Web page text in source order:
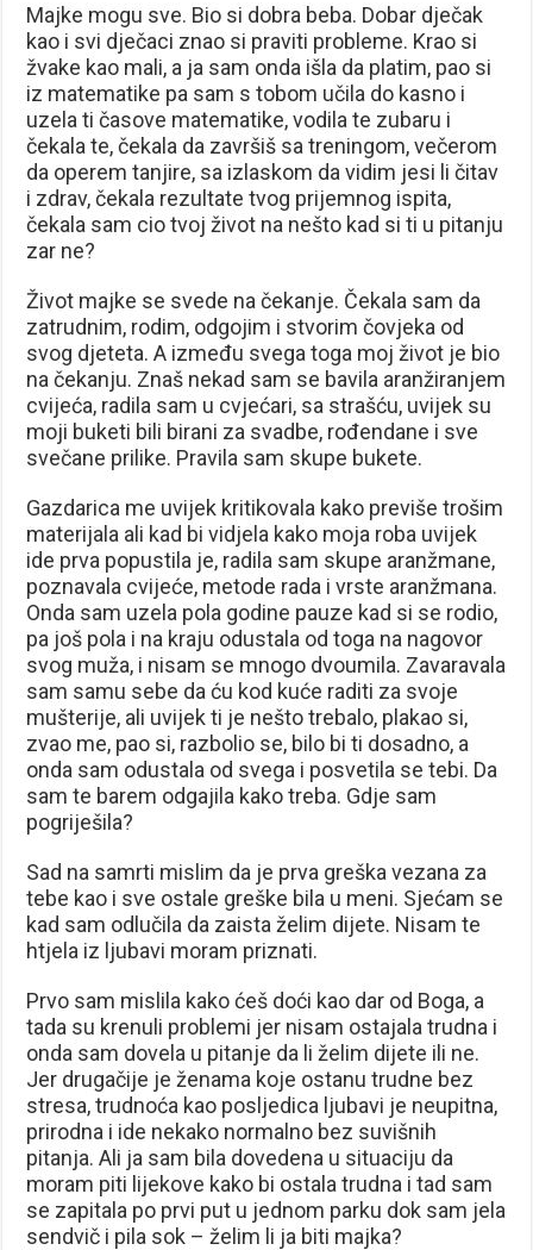
Majke mogu sve. Bio si dobra beba. Dobar dječak
kao i svi dječaci znao si praviti probleme. Krao si
žvake kao mali, a ja sam onda išla da platim, pao si
iz matematike pa sam s tobom učila do kasno i
uzela ti časove matematike, vodila te zubaru i
čekala te, čekala da završiš sa treningom, večerom
da operem tanjire, sa izlaskom da vidim jesi li čitav
i zdrav, čekala rezultate tvog prijemnog ispita,
čekala sam cio tvoj život na nešto kad si ti u pitanju
zar ne?
Život majke se svede na čekanje. Čekala sam da
zatrudnim, rodim, odgojim i stvorim čovjeka od
svog djeteta. A između svega toga moj život je bio
na čekanju. Znaš nekad sam se bavila aranžiranjem
cvijeća, radila sam u cvjećari, sa strašću, uvijek su
moji buketi bili birani za svadbe, rođendane i sve
svečane prilike. Pravila sam skupe bukete.
Gazdarica me uvijek kritikovala kako previše trošim
materijala ali kad bi vidjela kako moja roba uvijek
ide prva popustila je, radila sam skupe aranžmane,
poznavala cvijeće, metode rada i vrste aranžmana.
Onda sam uzela pola godine pauze kad si se rodio,
pa još pola i na kraju odustala od toga na nagovor
svog muža, i nisam se mnogo dvoumila. Zavaravala
sam samu sebe da ću kod kuće raditi za svoje
mušterije, ali uvijek ti je nešto trebalo, plakao si,
zvao me, pao si, razbolio se, bilo bi ti dosadno, a
onda sam odustala od svega i posvetila se tebi. Da
sam te barem odgajila kako treba. Gdje sam
pogriješila?
Sad na samrti mislim da je prva greška vezana za
tebe kao i sve ostale greške bila u meni. Sjećam se
kad sam odlučila da zaista želim dijete. Nisam te
htjela iz ljubavi moram priznati.
Prvo sam mislila kako ćeš doći kao dar od Boga, a
tada su krenuli problemi jer nisam ostajala trudna i
onda sam dovela u pitanje da li želim dijete ili ne.
Jer drugačije je ženama koje ostanu trudne bez
stresa, trudnoća kao posljedica ljubavi je neupitna,
prirodna i ide nekako normalno bez suvišnih
pitanja. Ali ja sam bila dovedena u situaciju da
moram piti lijekove kako bi ostala trudna i tad sam
se zapitala po prvi put u jednom parku dok sam jela
sendvič i pila sok – želim li ja biti majka?